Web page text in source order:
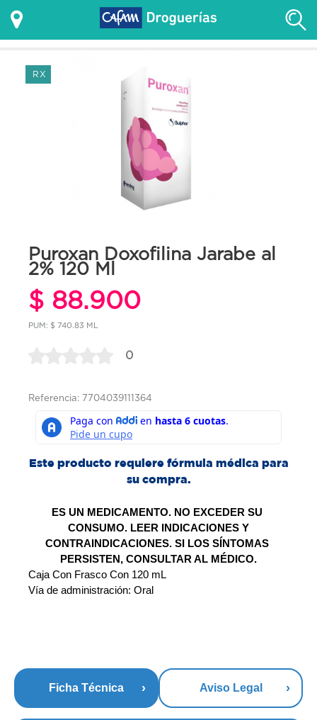
RX
Puroxan Doxofilina Jarabe al
2% 120 Ml
$ 88.900
PUM: $ 740.83 ML
0
Referencia: 7704039111364
Este producto requiere fórmula médica para
su compra.
ES UN MEDICAMENTO. NO EXCEDER SU
CONSUMO. LEER INDICACIONES Y
CONTRAINDICACIONES. SI LOS SÍNTOMAS
PERSISTEN, CONSULTAR AL MÉDICO.
Caja Con Frasco Con 120 mL
Vía de administración: Oral
Ficha Técnica Aviso Legal